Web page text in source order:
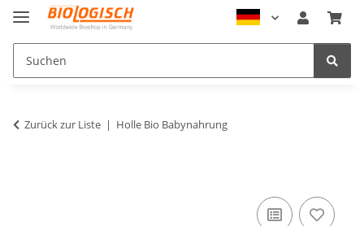
Zurück zur Liste Holle Bio Babynahrung